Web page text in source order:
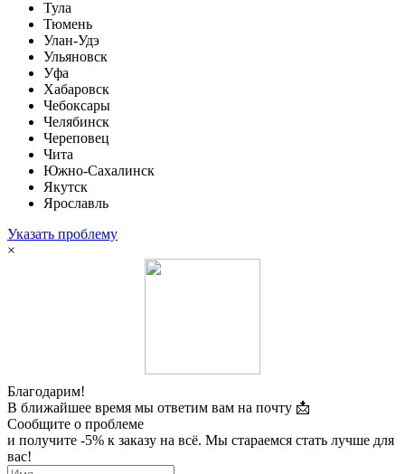
Тула
Тюмень
Улан-Удэ
Ульяновск
Уфа
Хабаровск
Чебоксары
Челябинск
Череповец
Чита
Южно-Сахалинск
Якутск
Ярославль
Указать проблему
×
Благодарим!
В ближайшее время мы ответим вам на почту 📩
Сообщите о проблеме
и получите -5% к заказу на всё. Мы стараемся стать лучше для
вас!